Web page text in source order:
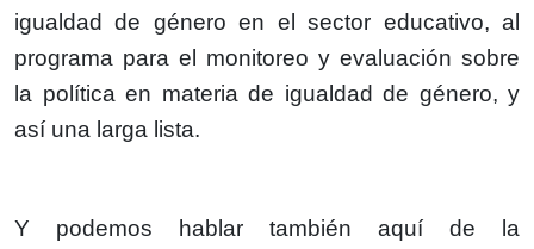
igualdad de género en el sector educativo, al
programa para el monitoreo y evaluación sobre
la política en materia de igualdad de género, y
así una larga lista.
Y podemos hablar también aquí de la